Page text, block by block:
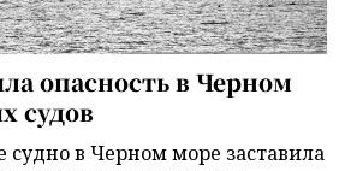
опасность в Черном
судов
судно в Черном море заставила